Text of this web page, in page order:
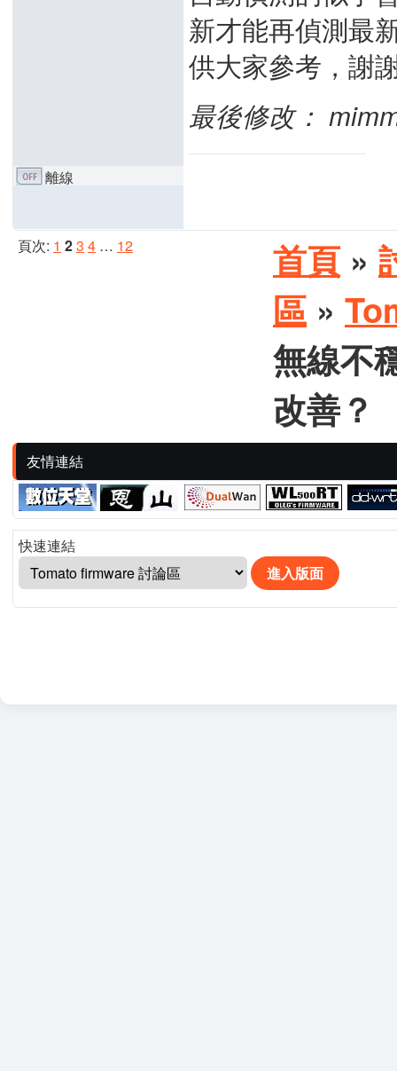
新才能再偵測最
供大家參考，謝
最後修改：
離線
頁次: 1 23 4 … 12 首頁 »
區 »
無線不
改善？
友情連結
快速連結